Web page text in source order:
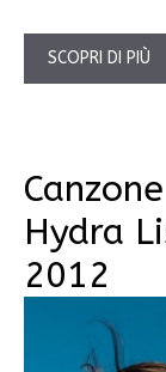
SCOPRI DI PIÙ
Hydra
2012